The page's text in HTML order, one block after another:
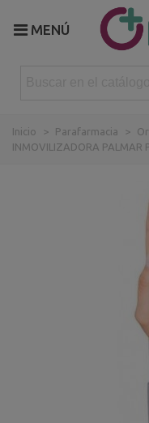
MENÚ
Inicio > Parafarmacia >
INMOVILIZADORA PALMAR